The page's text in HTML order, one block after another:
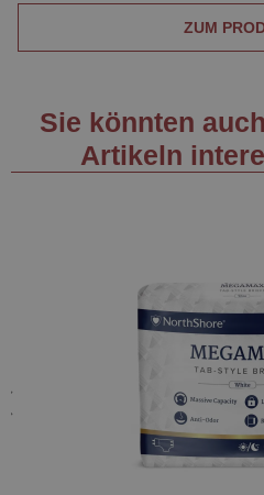
ZUM
Sie könnten
Artikeln